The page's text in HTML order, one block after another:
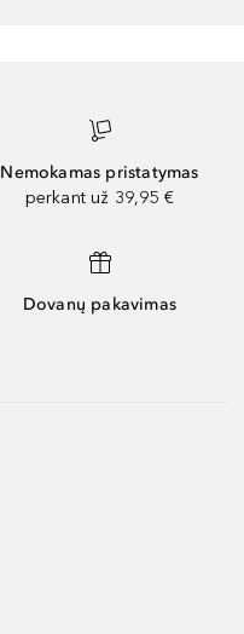
Nemokamas pristatymas
perkant už 39,95 €
Dovanų pakavimas